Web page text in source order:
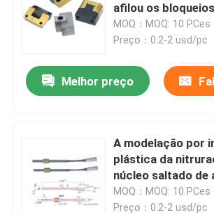
Quem Somos
Contatos
afilou os
MOQ：MOQ: 10 PCes
Preço：0.2-2 usd/pc
Melhor preço
A modelação por
plástica da
núcleo saltado de
molas
MOQ：MOQ: 10 PCes
Preço：0.2-2 usd/pc